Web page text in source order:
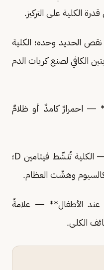
الكلية على التركيز.
نقص الحديد وحده؛ الكلية
الكافي لصنع كريات الدم
— احمرارٌ كامدٌ أو ظلامٌ
5 - رقّق العظام في سنٍّ مبكرة — الكلية تُنشّط فيتامين D؛
وهشّت العظام.
عند الأطفال** — علامةٌ
الكلى.